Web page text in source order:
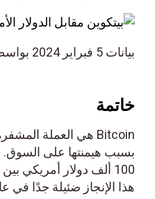
بيانات 5 فبراير 2024 بواسطة YCharts
خاتمة
هذا الإنجاز ضئيلة جدًا في عام 2024. اقرأ المزيد حول تاريخ إصدار Ethereum ETF.